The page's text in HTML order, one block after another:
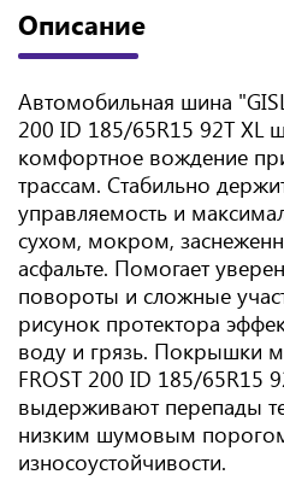
Описание
Автомобильная шина
200 ID 185/65R15 92T XL
комфортное вождение
трассам. Стабильно
управляемость и
сухом, мокром,
асфальте. Помогает
повороты и сложные
рисунок протектора
воду и грязь. Покрышки
FROST 200 ID 185/65R15
выдерживают перепады
низким шумовым
износоустойчивости.